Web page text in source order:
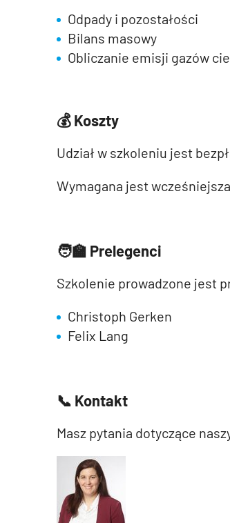
Odpady i pozostałości
Bilans masowy
Obliczanie emisji gazów
💰Koszty
Udział w szkoleniu jest
Wymagana jest
🧑‍🏫 Prelegenci
Szkolenie prowadzone jest
Christoph Gerken
Felix Lang
📞 Kontakt
Masz pytania dotyczące